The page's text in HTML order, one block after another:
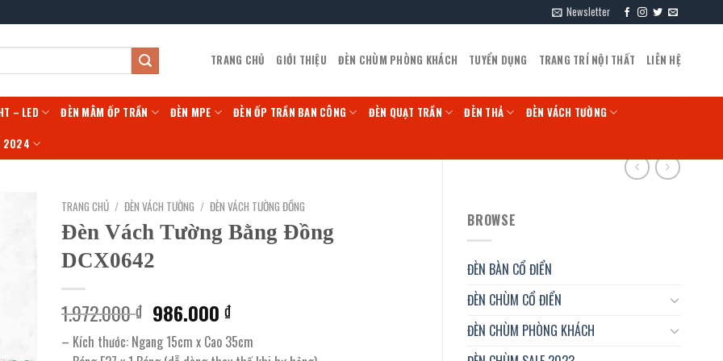
Newsletter
TRANG CHỦ GIỚI THIỆU ĐÈN CHÙM PHÒNG KHÁCH TUYỂN DỤNG TRANG TRÍ NỘI THẤT LIÊN HỆ
– LED ĐÈN MÂM ỐP TRẦN ĐÈN MPE ĐÈN ỐP TRẦN BAN CÔNG ĐÈN QUẠT TRẦN ĐÈN THẢ ĐÈN VÁCH TƯỜNG
2024
BROWSE
ĐÈN BÀN CỔ ĐIỂN
ĐÈN CHÙM CỔ ĐIỂN
ĐÈN CHÙM PHÒNG KHÁCH
TRANG CHỦ / ĐÈN VÁCH TƯỜNG / ĐÈN VÁCH TƯỜNG ĐỒNG
Đèn Vách Tường Bằng Đồng
DCX0642
1.972.000₫ Giá
gốc
là:
986.000₫Giá
hiện
tại
– Kích thước: Ngang 15cm x Cao 35cm